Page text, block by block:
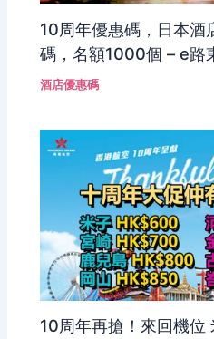
10周年優惠碼，日本
碼，名額1000個 – e路
酒店優惠碼
10周年再搶！來回機